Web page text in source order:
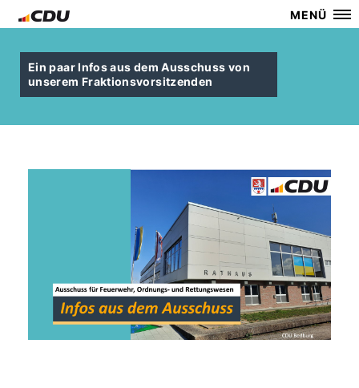
MENÜ
Ein paar Infos aus dem Ausschuss von
unserem Fraktionsvorsitzenden